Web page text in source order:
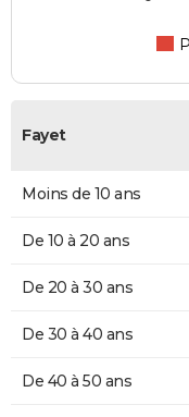
Fayet
Moins de 10 ans
De 10 à 20 ans
De 20 à 30 ans
De 30 à 40 ans
De 40 à 50 ans